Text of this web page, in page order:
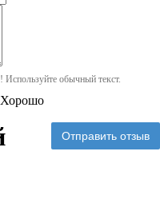
обычный текст.
Хорошо
Отправить отзыв